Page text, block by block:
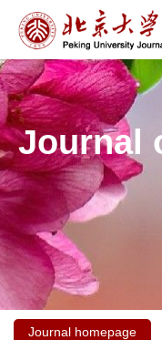
Journal
Journal homepage